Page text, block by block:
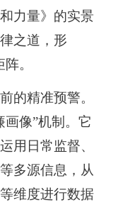
力量》的实景
之道，形
。
精准预警。
画像”机制。它
用日常监督、
多源信息，从
维度进行数据